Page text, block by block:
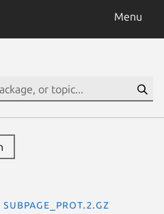
Menu
subpage_prot.2.gz